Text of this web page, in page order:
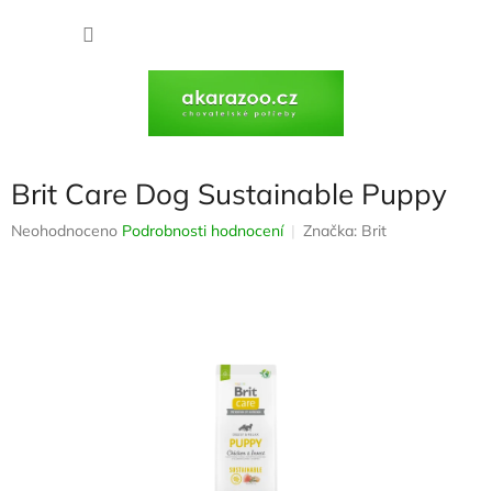
Brit Care Dog Sustainable Puppy
Průměrné
Neohodnoceno Podrobnosti hodnocení Značka: Brit